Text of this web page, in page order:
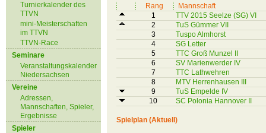
Turnierkalender des
TTVN
mini-Meisterschaften
im TTVN
TTVN-Race
Seminare
Veranstaltungskalender
Niedersachsen
Vereine
Adressen,
Mannschaften, Spieler,
Ergebnisse
Spieler
Rang
Mannschaft
1
TTV 2015 Seelze (SG) VI
2
TuS Gümmer VII
3
Tuspo Almhorst
4
SG Letter
5
TTC Groß Munzel II
6
SV Marienwerder IV
7
TTC Lathwehren
8
MTV Herrenhausen III
9
TuS Empelde IV
10
SC Polonia Hannover II
Spielplan (Aktuell)